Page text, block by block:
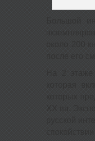
Большой
около 200
после его
На 2 этаже
которая
которых
XX вв.
русской